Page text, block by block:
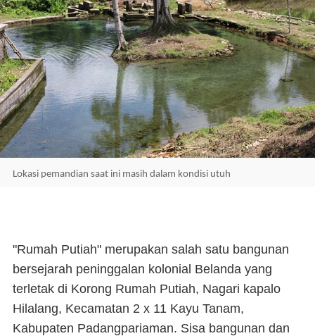
Lokasi pemandian saat ini masih dalam kondisi utuh
"Rumah Putiah" merupakan salah satu bangunan
bersejarah peninggalan kolonial Belanda yang
terletak di Korong Rumah Putiah, Nagari kapalo
Hilalang, Kecamatan 2 x 11 Kayu Tanam,
Kabupaten Padangpariaman. Sisa bangunan dan